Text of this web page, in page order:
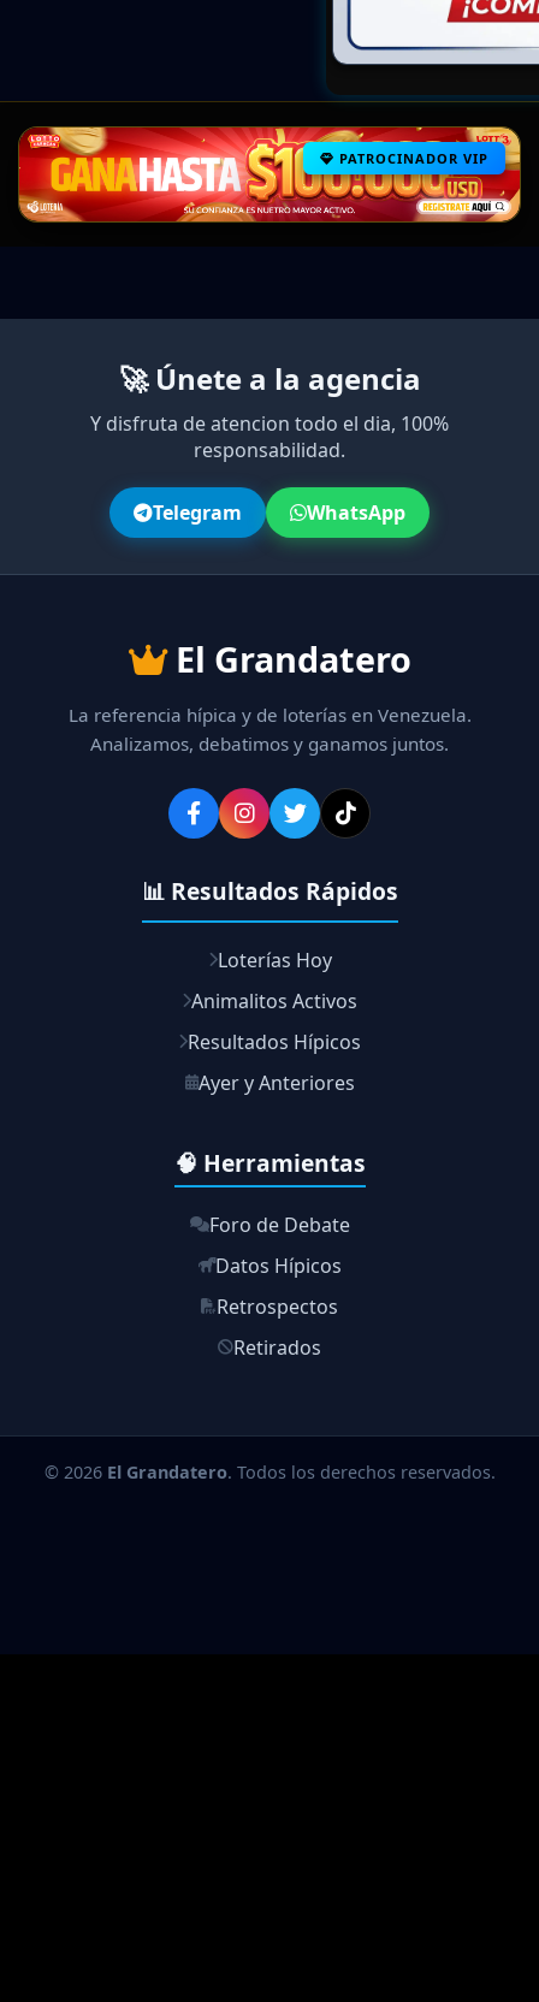
PATROCINADOR VIP
🚀 Únete a la agencia
Y disfruta de atencion todo el dia, 100%
responsabilidad.
Telegram WhatsApp
El Grandatero
La referencia hípica y de loterías en Venezuela.
Analizamos, debatimos y ganamos juntos.
📊 Resultados Rápidos
Loterías Hoy
Animalitos Activos
Resultados Hípicos
Ayer y Anteriores
🧠 Herramientas
Foro de Debate
Datos Hípicos
Retrospectos
Retirados
© 2026 El Grandatero. Todos los derechos reservados.